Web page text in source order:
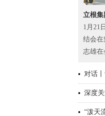
立根集
1月21
结会在
志雄在
对话
深度
“泼天